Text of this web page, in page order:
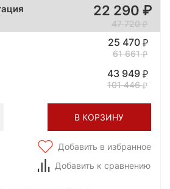
22 290
47 720
25 470
61 661
43 949
101 446
В КОРЗИНУ
Добавить в избранное
Добавить к сравнению